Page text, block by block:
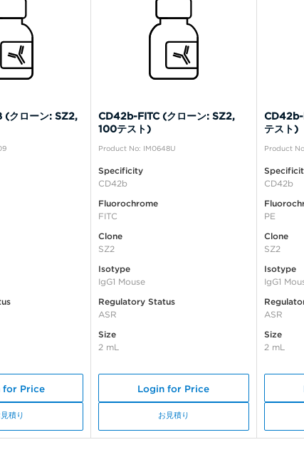
クローン: SZ2,
for Price
積り
CD42b-FITC (クローン: SZ2,
100テスト)
Product No: IM0648U
Specificity
CD42b
Fluorochrome
FITC
Clone
SZ2
Isotype
IgG1 Mouse
Regulatory Status
ASR
Size
2 mL
Login for Price
お見積り
CD42b-
テスト)
Product
CD42b
PE
Clone
SZ2
Isotype
IgG1
ASR
Size
2 mL